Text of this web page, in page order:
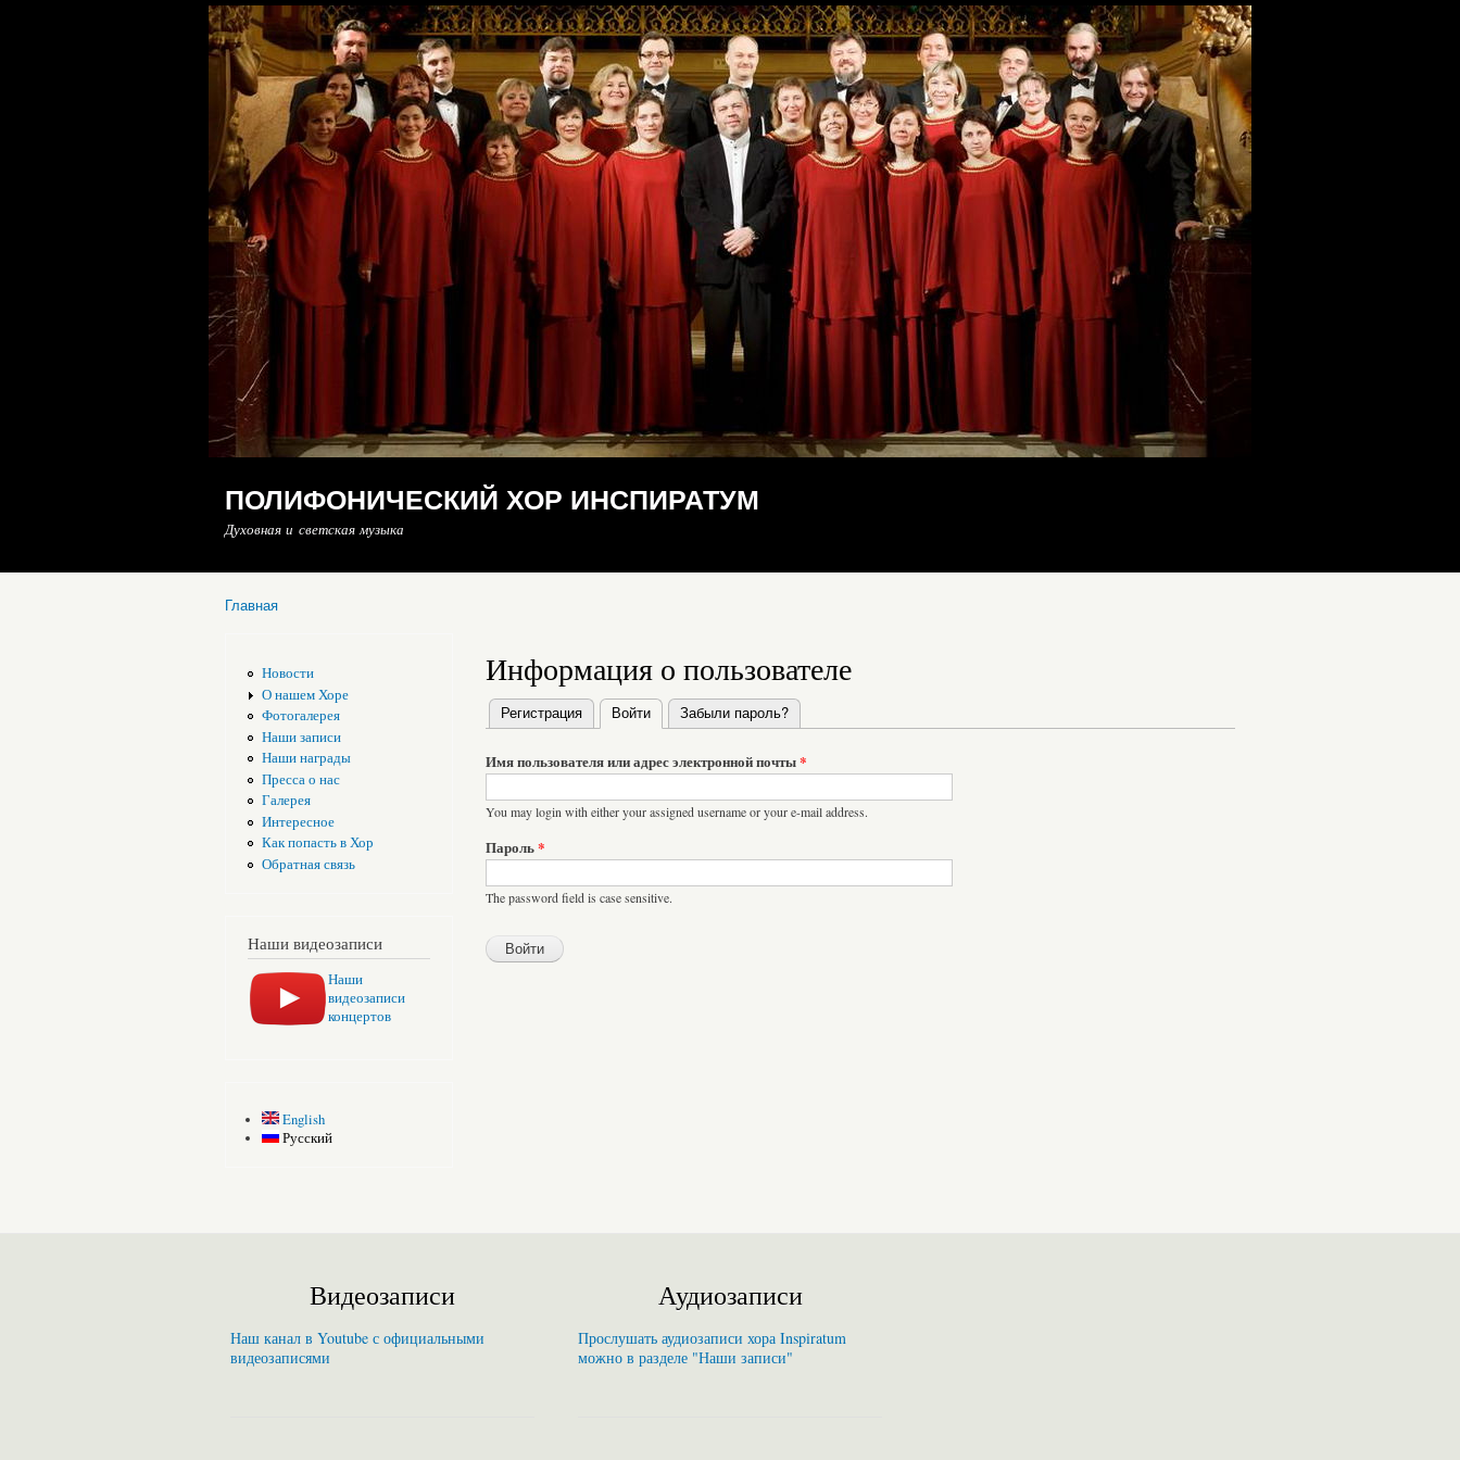
Перейти к
основному
содержанию
ПОЛИФОНИЧЕСКИЙ ХОР ИНСПИРАТУМ
Духовная и светская музыка
Главная
Новости
О нашем Хоре
Фотогалерея
Наши записи
Наши награды
Пресса о нас
Галерея
Интересное
Как попасть в Хор
Обратная связь
Наши видеозаписи
Наши
видеозаписи
концертов
English
Русский
Информация о пользователе
Главные вкладки
Регистрация Войти (активная вкладка)
Забыли пароль?
Имя пользователя или адрес электронной почты*
You may login with either your assigned username or your e-mail address.
Пароль*
The password field is case sensitive.
Видеозаписи
Наш канал в Youtube с официальными
видеозаписями
Аудиозаписи
Прослушать аудиозаписи хора Inspiratum
можно в разделе "Наши записи"